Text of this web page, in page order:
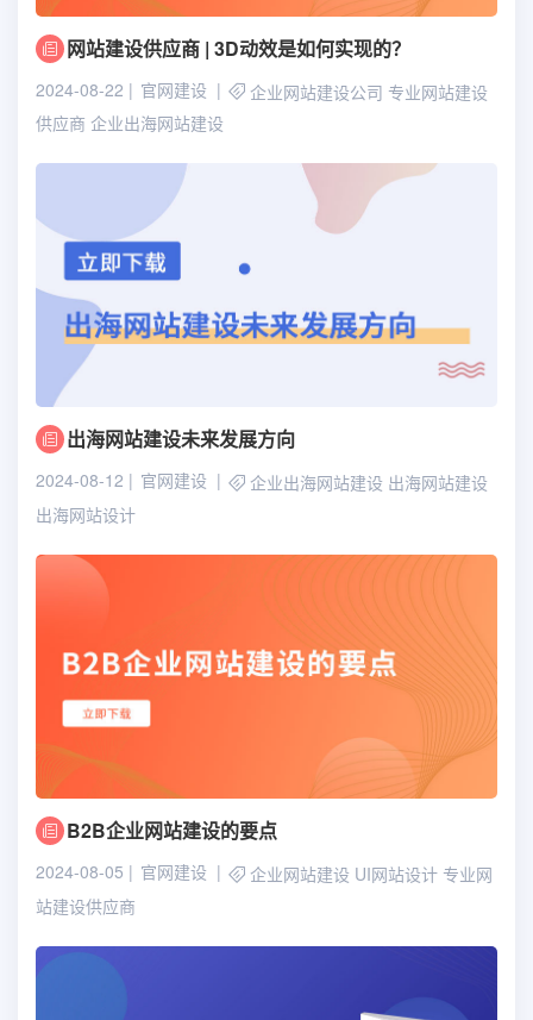
网站建设供应商 | 3D动效是如何实现的？
2024-08-22 官网建设 企业网站建设公司 专业网站建设
供应商 企业出海网站建设
出海网站建设未来发展方向
2024-08-12 官网建设 企业出海网站建设 出海网站建设
出海网站设计
B2B企业网站建设的要点
2024-08-05 官网建设 企业网站建设 UI网站设计 专业网
站建设供应商